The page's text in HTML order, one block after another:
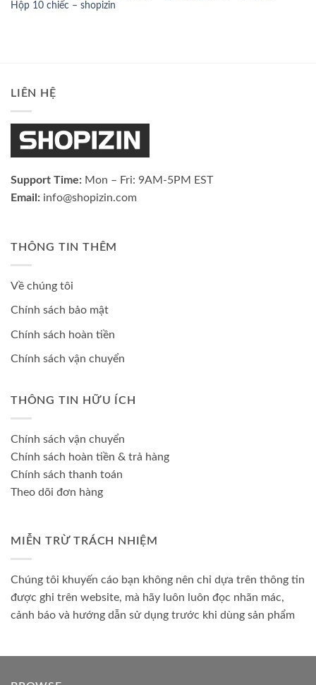
Hộp 10 chiếc – shopizin
LIÊN HỆ
Support Time: Mon – Fri: 9AM-5PM EST
Email: info@shopizin.com
THÔNG TIN THÊM
Về chúng tôi
Chính sách bảo mật
Chính sách hoàn tiền
Chính sách vận chuyển
THÔNG TIN HỮU ÍCH
Chính sách vận chuyển
Chính sách hoàn tiền & trả hàng
Chính sách thanh toán
Theo dõi đơn hàng
MIỄN TRỪ TRÁCH NHIỆM
Chúng tôi khuyến cáo bạn không nên chỉ dựa trên thông tin
được ghi trên website, mà hãy luôn luôn đọc nhãn mác,
cảnh báo và hướng dẫn sử dụng trước khi dùng sản phẩm